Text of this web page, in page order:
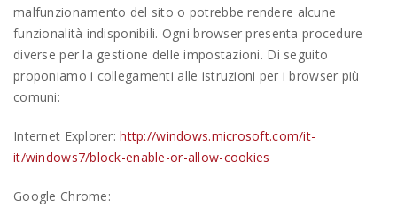
malfunzionamento del sito o potrebbe rendere alcune
funzionalità indisponibili. Ogni browser presenta procedure
diverse per la gestione delle impostazioni. Di seguito
proponiamo i collegamenti alle istruzioni per i browser più
comuni:
Internet Explorer:http://windows.microsoft.com/it-
it/windows7/block-enable-or-allow-cookies
Google Chrome: